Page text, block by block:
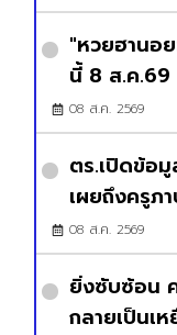
"หวยฮานอ
นี้ 8 ส.ค.69
08 ส.ค. 2569
ตร.เปิดข้อ
เผยถึงครูภ
08 ส.ค. 2569
ยิ่งซับซ้อน
กลายเป็นเ